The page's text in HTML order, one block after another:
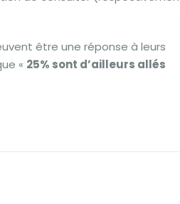
être une réponse à leurs
« 25% sont d’ailleurs allés